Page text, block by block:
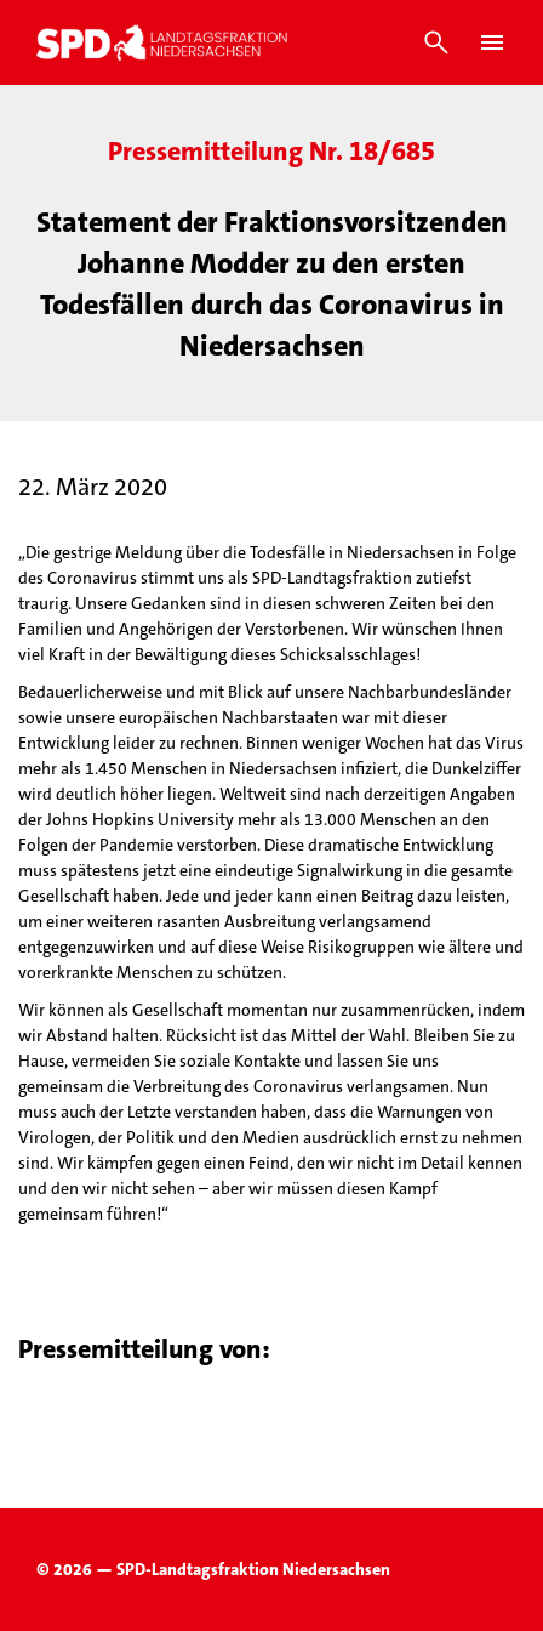
Pressemitteilung Nr. 18/685
Statement der Fraktionsvorsitzenden
Johanne Modder zu den ersten
Todesfällen durch das Coronavirus in
Niedersachsen
22. März 2020
„Die gestrige Meldung über die Todesfälle in Niedersachsen in Folge
des Coronavirus stimmt uns als SPD-Landtagsfraktion zutiefst
traurig. Unsere Gedanken sind in diesen schweren Zeiten bei den
Familien und Angehörigen der Verstorbenen. Wir wünschen Ihnen
viel Kraft in der Bewältigung dieses Schicksalsschlages!
Bedauerlicherweise und mit Blick auf unsere Nachbarbundesländer
sowie unsere europäischen Nachbarstaaten war mit dieser
Entwicklung leider zu rechnen. Binnen weniger Wochen hat das Virus
mehr als 1.450 Menschen in Niedersachsen infiziert, die Dunkelziffer
wird deutlich höher liegen. Weltweit sind nach derzeitigen Angaben
der Johns Hopkins University mehr als 13.000 Menschen an den
Folgen der Pandemie verstorben. Diese dramatische Entwicklung
muss spätestens jetzt eine eindeutige Signalwirkung in die gesamte
Gesellschaft haben. Jede und jeder kann einen Beitrag dazu leisten,
um einer weiteren rasanten Ausbreitung verlangsamend
entgegenzuwirken und auf diese Weise Risikogruppen wie ältere und
vorerkrankte Menschen zu schützen.
Wir können als Gesellschaft momentan nur zusammenrücken, indem
wir Abstand halten. Rücksicht ist das Mittel der Wahl. Bleiben Sie zu
Hause, vermeiden Sie soziale Kontakte und lassen Sie uns
gemeinsam die Verbreitung des Coronavirus verlangsamen. Nun
muss auch der Letzte verstanden haben, dass die Warnungen von
Virologen, der Politik und den Medien ausdrücklich ernst zu nehmen
sind. Wir kämpfen gegen einen Feind, den wir nicht im Detail kennen
und den wir nicht sehen – aber wir müssen diesen Kampf
gemeinsam führen!“
Pressemitteilung von:
© 2026 — SPD-Landtagsfraktion Niedersachsen